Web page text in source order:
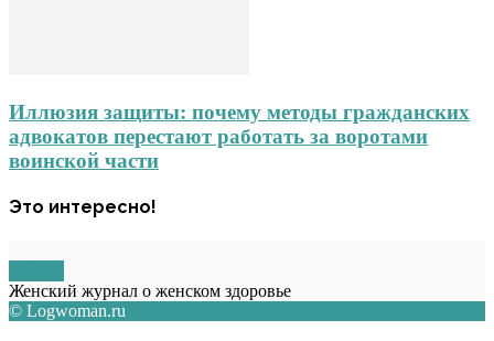
Иллюзия защиты: почему методы гражданских
адвокатов перестают работать за воротами
воинской части
Это интересно!
Женский журнал о женском здоровье
© Logwoman.ru